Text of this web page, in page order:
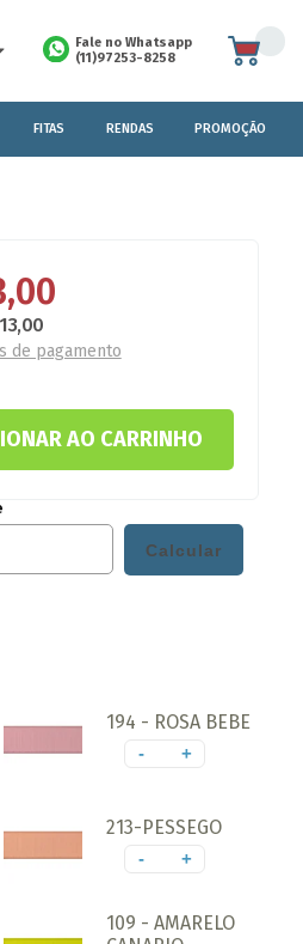
Fale no Whatsapp
(11)97253-8258
FITAS RENDAS PROMOÇÃO
de pagamento
194 - ROSA BEBE
+
-
213-PESSEGO
+
-
109 - AMARELO